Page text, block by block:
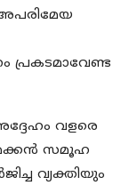
പ്രകടമാവേണ്ട
വളരെ
മക്കന്‍ സമൂഹ
വ്യക്തിയും